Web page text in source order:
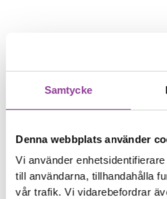
Samtycke
Denna webbplats använder
Vi använder
till användarna, tillhandahålla
vår trafik. Vi vidarebefordrar